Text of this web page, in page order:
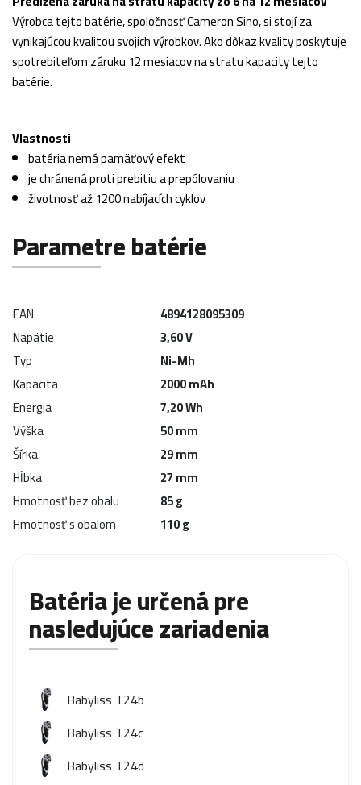
Výrobca tejto batérie, spoločnosť Cameron Sino, si stojí za
vynikajúcou kvalitou svojich výrobkov. Ako dôkaz kvality poskytuje
spotrebiteľom záruku 12 mesiacov na stratu kapacity tejto
batérie.
Vlastnosti
batéria nemá pamäťový efekt
je chránená proti prebitiu a prepólovaniu
životnosť až 1200 nabíjacích cyklov
Parametre batérie
EAN
4894128095309
Napätie
3,60 V
Typ
Ni-Mh
Kapacita
2000 mAh
Energia
7,20 Wh
Výška
50 mm
Šírka
29 mm
Hĺbka
27 mm
Hmotnosť bez obalu
85 g
Hmotnosť s obalom
110 g
Batéria je určená pre
nasledujúce zariadenia
Babyliss T24b
Babyliss T24c
Babyliss T24d